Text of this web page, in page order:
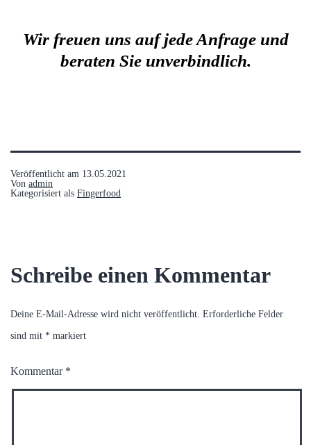
Wir freuen uns auf jede Anfrage und
beraten Sie unverbindlich.
Veröffentlicht am 13.05.2021
Von admin
Kategorisiert als Fingerfood
Schreibe einen Kommentar
Deine E-Mail-Adresse wird nicht veröffentlicht. Erforderliche Felder
sind mit * markiert
Kommentar *